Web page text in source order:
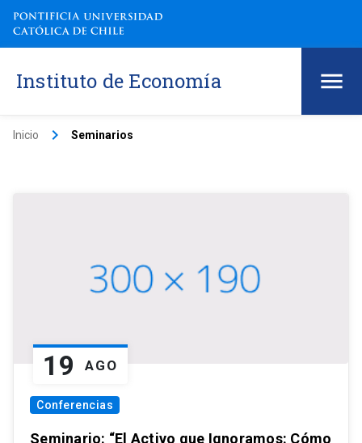
Instituto de Economía
Inicio keyboard_arrow_right Seminarios
19 AGO
Conferencias
Seminario: “El Activo que Ignoramos: Cómo